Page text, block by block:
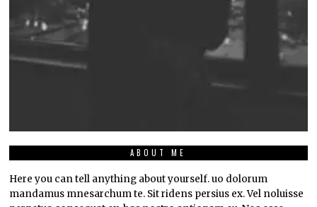
ABOUT ME
Here you can tell anything about yourself. uo dolorum
mandamus mnesarchum te. Sit ridens persius ex. Vel noluisse